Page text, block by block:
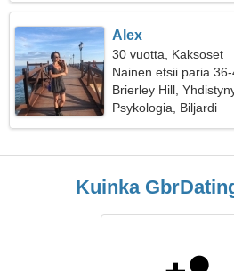
Alex
30 vuotta, Kaksoset
Nainen etsii paria 36-
Brierley Hill,
Psykologia, Biljardi
Kuinka